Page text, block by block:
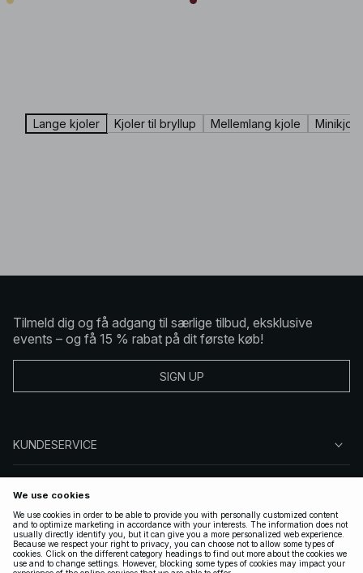
Lange kjoler Kjoler til bryllup Mellemlang kjole
Tilmeld dig og få adgang til særlige tilbud, eksklusive
events – og få 15 % rabat på dit første køb!
SIGN UP
KUNDESERVICE
FØLG OS
GYLDIGE